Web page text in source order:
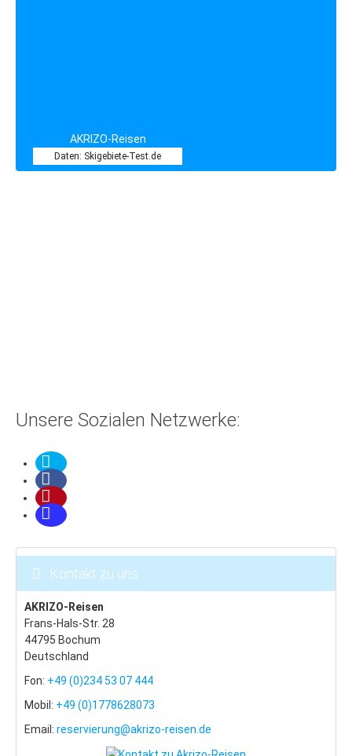
AKRIZO-Reisen
Daten: Skigebiete-Test.de
Unsere Sozialen Netzwerke:
Kontakt zu uns
AKRIZO-Reisen
Frans-Hals-Str. 28
44795 Bochum
Deutschland
Fon: +49 (0)234 53 07 444
Mobil: +49 (0)1778628073
Email: reservierung@akrizo-reisen.de